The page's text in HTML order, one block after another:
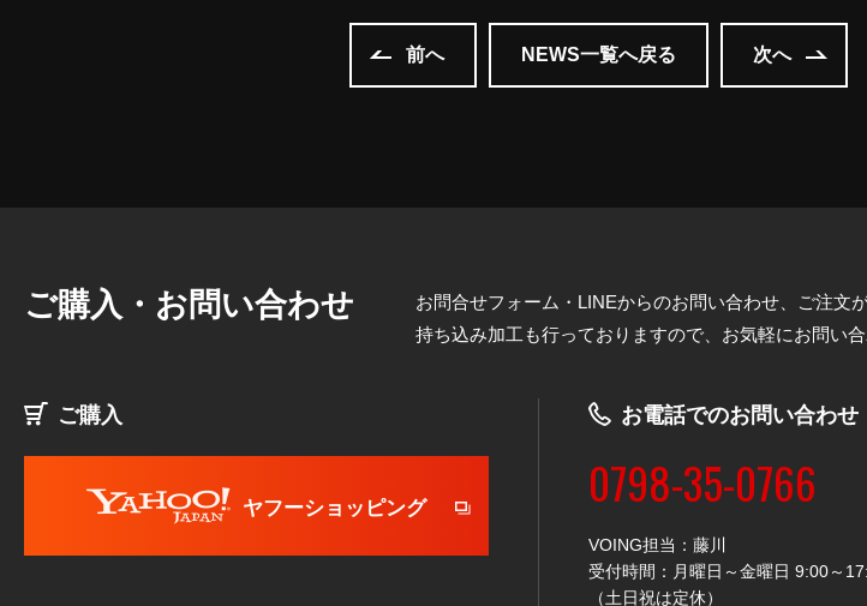
前へ NEWS一覧へ戻る 次へ
ご購入・お問い合わせ
お問合せフォーム・LINEからのお問い合わせ、ご注文が
持ち込み加工も行っておりますので、お気軽にお問い合
ご購入
ヤフーショッピング
お電話でのお問い合わせ
0798-35-0766
VOING担当：藤川
受付時間：月曜日～金曜日 9:00～
（土日祝は定休）